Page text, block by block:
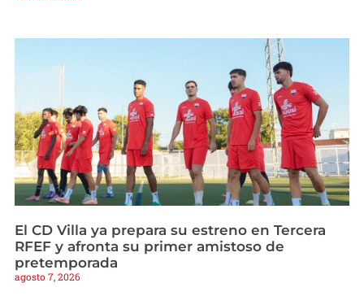
El CD Villa ya prepara su estreno en Tercera
RFEF y afronta su primer amistoso de
pretemporada
agosto 7, 2026